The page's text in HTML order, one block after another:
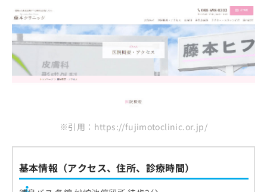
※引用：https://fujimotoclinic.or.jp/
基本情報（アクセス、住所、診療時間）